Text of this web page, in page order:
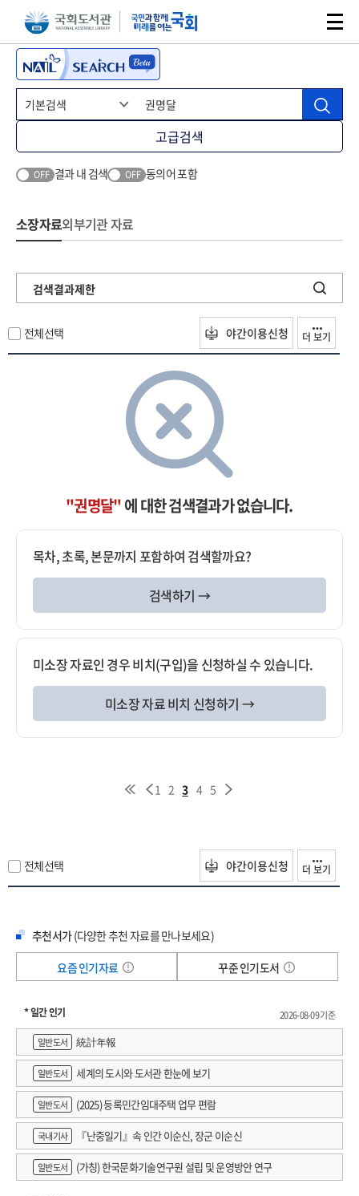
본문 바로가기주메뉴 바로가기
고급검색
OFF 결과 내 검색 OFF 동의어 포함
소장자료외부기관 자료
검색결과제한
전체선택 야간이용신청 더 보기
"권명달"에 대한 검색결과가 없습니다.
목차, 초록, 본문까지 포함하여 검색할까요?
검색하기 →
미소장 자료인 경우 비치(구입)을 신청하실 수 있습니다.
미소장 자료 비치 신청하기 →
1 2 3 4 5
전체선택 야간이용신청 더 보기
추천서가(다양한 추천 자료를 만나보세요)
요즘 인기자료
꾸준 인기도서
* 일간 인기
2026-08-09 기준
일반도서
統計年報
일반도서 세계의 도시와 도서관 한눈에 보기
일반도서 (2025) 등록민간임대주택 업무 편람
국내기사 『난중일기』속 인간 이순신, 장군 이순신
일반도서 (가칭) 한국문화기술연구원 설립 및 운영방안 연구